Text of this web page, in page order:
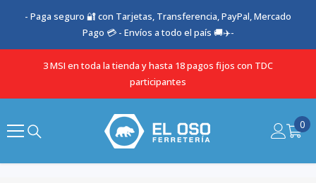
SALTAR AL CONTENIDO
- Paga seguro 🔐 con Tarjetas, Transferencia, PayPal, Mercado
Pago 💳 - Envíos a todo el país 🚚✈️-
3 MSI en toda la tienda y hasta 18 pagos fijos con TDC
participantes
0
0